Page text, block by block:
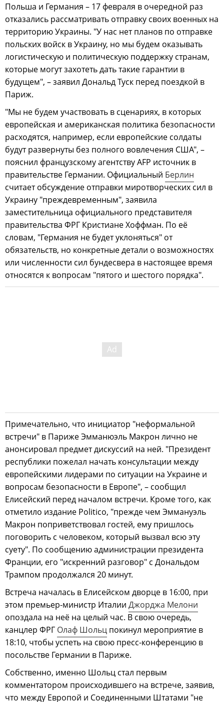
Польша и Германия – 17 февраля в очередной раз
отказались рассматривать отправку своих военных на
территорию Украины. "У нас нет планов по отправке
польских войск в Украину, но мы будем оказывать
логистическую и политическую поддержку странам,
которые могут захотеть дать такие гарантии в
будущем", – заявил Дональд Туск перед поездкой в
Париж.
"Мы не будем участвовать в сценариях, в которых
европейская и американская политика безопасности
расходятся, например, если европейские солдаты
будут развернуты без полного вовлечения США", –
пояснил французскому агентству AFP источник в
правительстве Германии. Официальный Берлин
считает обсуждение отправки миротворческих сил в
Украину "преждевременным", заявила
заместительница официального представителя
правительства ФРГ Кристиане Хоффман. По её
словам, "Германия не будет уклоняться" от
обязательств, но конкретные детали о возможностях
или численности сил бундесвера в настоящее время
относятся к вопросам "пятого и шестого порядка".
Примечательно, что инициатор "неформальной
встречи" в Париже Эмманюэль Макрон лично не
анонсировал предмет дискуссий на ней. "Президент
республики пожелал начать консультации между
европейскими лидерами по ситуации на Украине и
вопросам безопасности в Европе", – сообщил
Елисейский перед началом встречи. Кроме того, как
отметило издание Politico, "прежде чем Эммануэль
Макрон поприветствовал гостей, ему пришлось
поговорить с человеком, который вызвал всю эту
суету". По сообщению администрации президента
Франции, его "искренний разговор" с Дональдом
Трампом продолжался 20 минут.
Встреча началась в Елисейском дворце в 16:00, при
этом премьер-министр Италии Джорджа Мелони
опоздала на неё на целый час. В свою очередь,
канцлер ФРГ Олаф Шольц покинул мероприятие в
18:10, чтобы успеть на свою пресс-конференцию в
посольстве Германии в Париже.
Собственно, именно Шольц стал первым
комментатором происходившего на встрече, заявив,
что между Европой и Соединенными Штатами "не